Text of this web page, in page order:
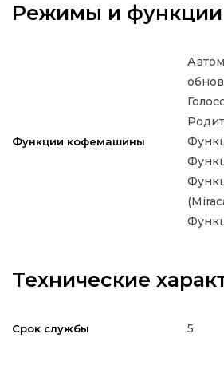
Режимы и функции
Функции кофемашины
Технические
Срок службы 5